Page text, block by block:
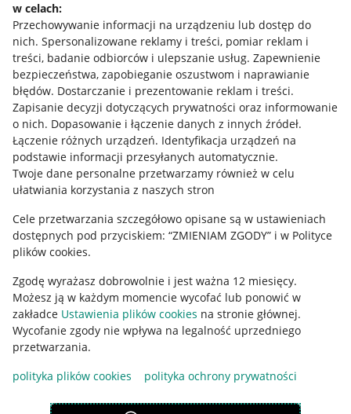
w celach:
Przechowywanie informacji na urządzeniu lub dostęp do
nich. Spersonalizowane reklamy i treści, pomiar reklam i
treści, badanie odbiorców i ulepszanie usług. Zapewnienie
bezpieczeństwa, zapobieganie oszustwom i naprawianie
błędów. Dostarczanie i prezentowanie reklam i treści.
Zapisanie decyzji dotyczących prywatności oraz informowanie
o nich. Dopasowanie i łączenie danych z innych źródeł.
Łączenie różnych urządzeń. Identyfikacja urządzeń na
podstawie informacji przesyłanych automatycznie.
Twoje dane personalne przetwarzamy również w celu
ułatwiania korzystania z naszych stron
Cele przetwarzania szczegółowo opisane są w ustawieniach
dostępnych pod przyciskiem: “ZMIENIAM ZGODY” i w Polityce
plików cookies.
Zgodę wyrażasz dobrowolnie i jest ważna 12 miesięcy.
Możesz ją w każdym momencie wycofać lub ponowić w
zakładce Ustawienia plików cookies na stronie głównej.
Wycofanie zgody nie wpływa na legalność uprzedniego
przetwarzania.
polityka plików cookies
polityka ochrony prywatności
Allegro Gadane dla sprzedających
Allegro Gadane dla kupujących
Mapa miejscowości
Informacje prawne
Regulamin
Polityka plików "cookies"
Ustawienia plików "cookies"
Udostępnianie lokalizacji
Informacje dla Aktu o Usługach Cyfrowych
Pobierz aplikację